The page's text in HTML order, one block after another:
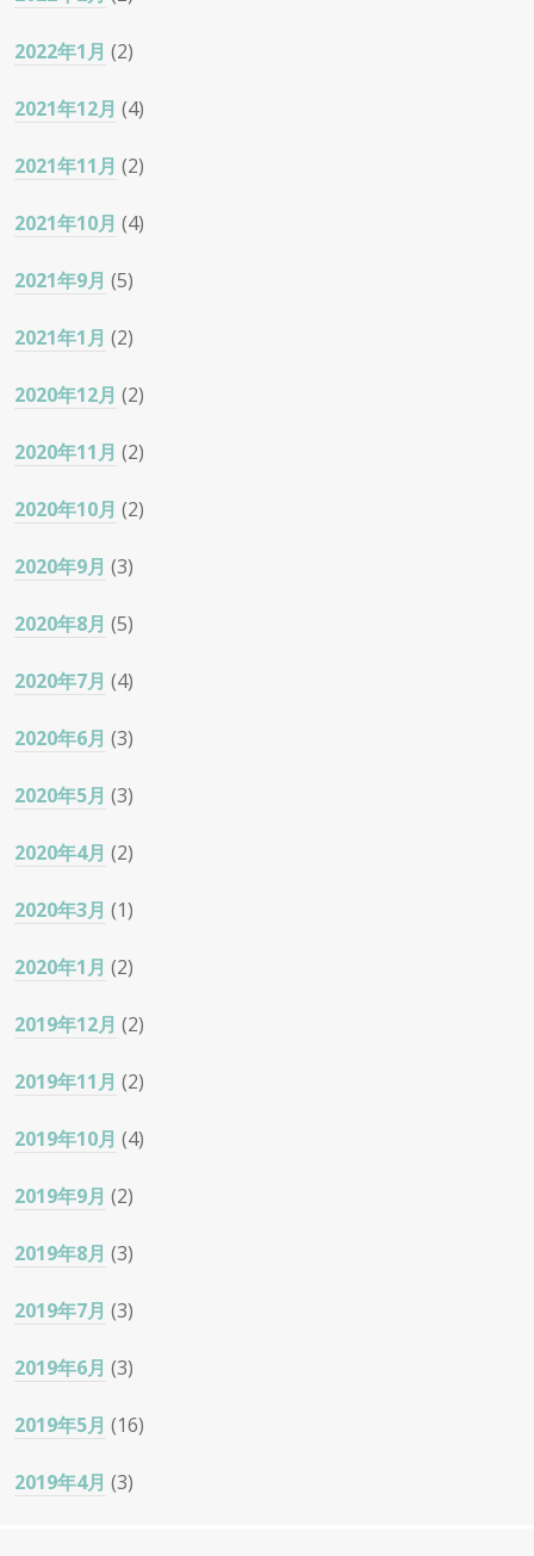
2022年1月 (2)
2021年12月 (4)
2021年11月 (2)
2021年10月 (4)
2021年9月 (5)
2021年1月 (2)
2020年12月 (2)
2020年11月 (2)
2020年10月 (2)
2020年9月 (3)
2020年8月 (5)
2020年7月 (4)
2020年6月 (3)
2020年5月 (3)
2020年4月 (2)
2020年3月 (1)
2020年1月 (2)
2019年12月 (2)
2019年11月 (2)
2019年10月 (4)
2019年9月 (2)
2019年8月 (3)
2019年7月 (3)
2019年6月 (3)
2019年5月 (16)
2019年4月 (3)